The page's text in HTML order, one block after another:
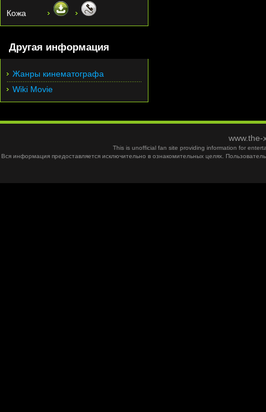
Кожа
Другая информация
Жанры кинематографа
Wiki Movie
This is unofficial fan site providing information for
Вся информация предоставляется исключительно в ознакомительных целях.